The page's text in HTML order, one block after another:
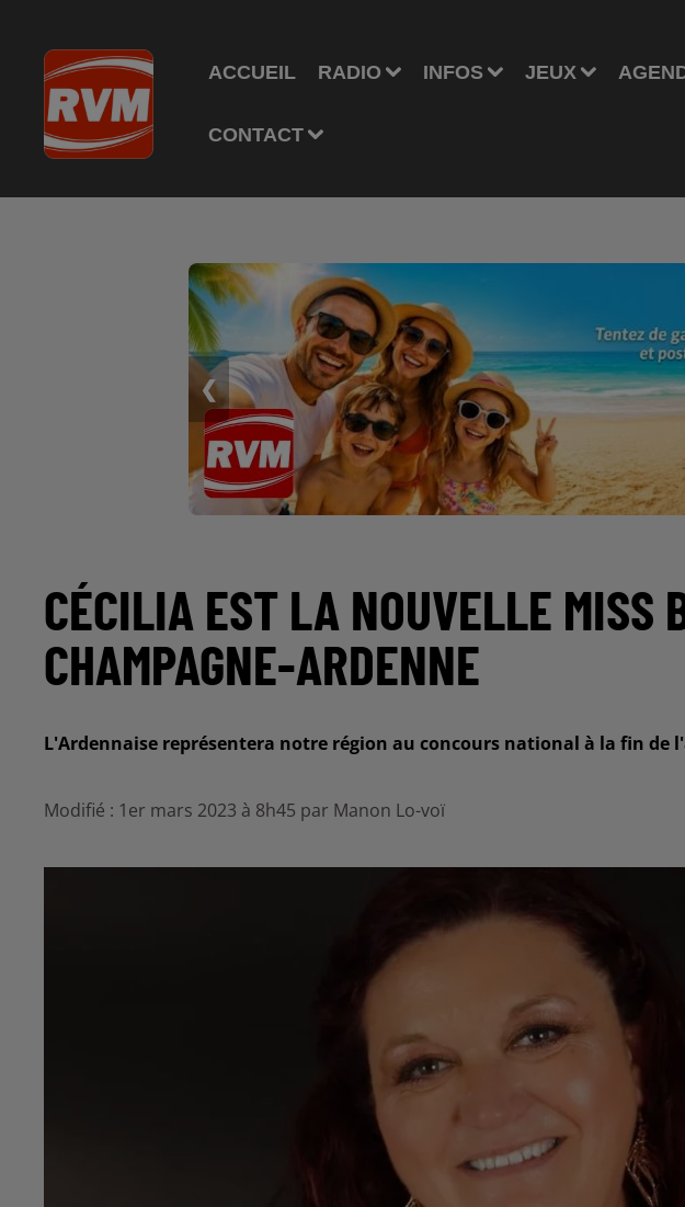
ACCUEIL RADIO INFOS JEUX
CONTACT
❮
CÉCILIA EST LA NOUVELLE MISS
CHAMPAGNE-ARDENNE
L'Ardennaise représentera notre région au concours national à la fin de
Modifié : 1er mars 2023 à 8h45 par Manon Lo-voï